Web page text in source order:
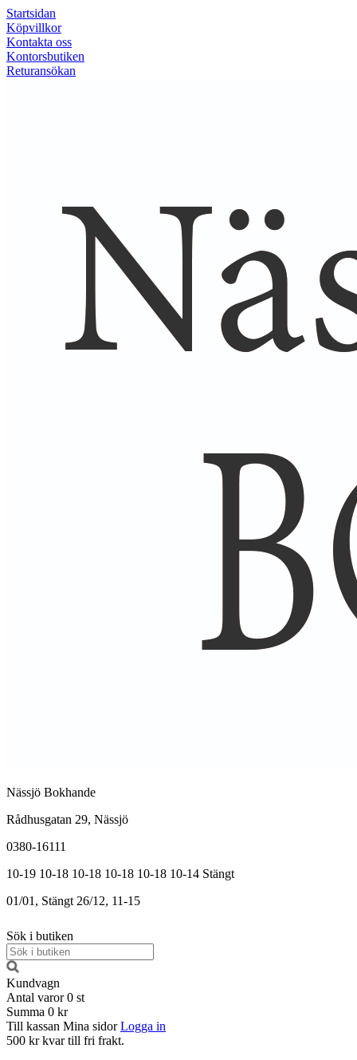
Startsidan
Köpvillkor
Kontakta oss
Kontorsbutiken
Returansökan
Nässjö Bokhande
Rådhusgatan 29, Nässjö
0380-16111
10-19 10-18 10-18 10-18 10-18 10-14 Stängt
01/01, Stängt 26/12, 11-15
Sök i butiken
Kundvagn
Antal varor 0 st
Summa 0 kr
Till kassan Mina sidor Logga in
500 kr kvar till fri frakt.